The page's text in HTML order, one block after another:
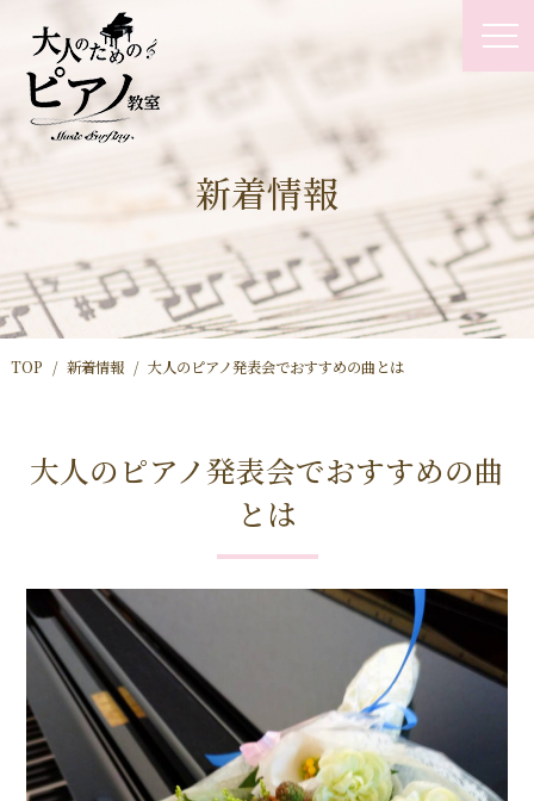
新着情報
TOP 新着情報 大人のピアノ発表会でおすすめの曲とは
大人のピアノ発表会でおすすめの曲
とは